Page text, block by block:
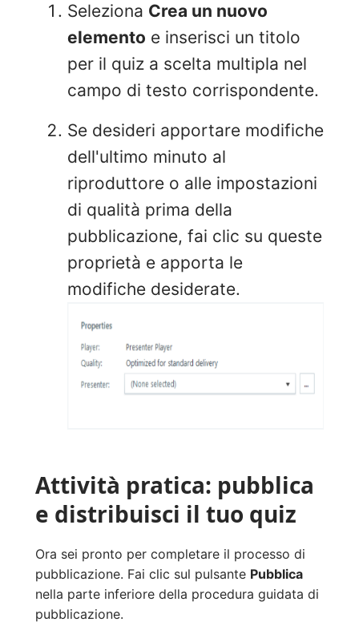
Seleziona Crea un nuovo
elemento e inserisci un titolo
per il quiz a scelta multipla nel
campo di testo corrispondente.
Se desideri apportare modifiche
dell'ultimo minuto al
riproduttore o alle impostazioni
di qualità prima della
pubblicazione, fai clic su queste
proprietà e apporta le
modifiche desiderate.
Attività pratica: pubblica
e distribuisci il tuo quiz
Ora sei pronto per completare il processo di
pubblicazione. Fai clic sul pulsante Pubblica
nella parte inferiore della procedura guidata di
pubblicazione.